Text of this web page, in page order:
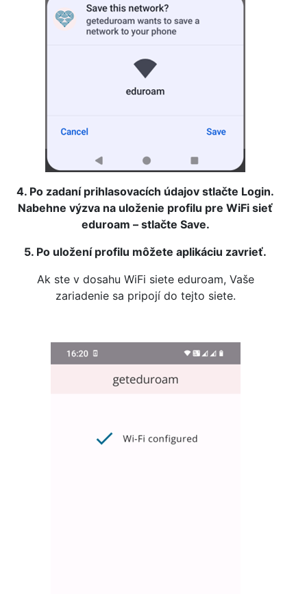
4. Po zadaní prihlasovacích údajov stlačte Login.
Nabehne výzva na uloženie profilu pre WiFi sieť
eduroam – stlačte Save.
5. Po uložení profilu môžete aplikáciu zavrieť.
Ak ste v dosahu WiFi siete eduroam, Vaše
zariadenie sa pripojí do tejto siete.